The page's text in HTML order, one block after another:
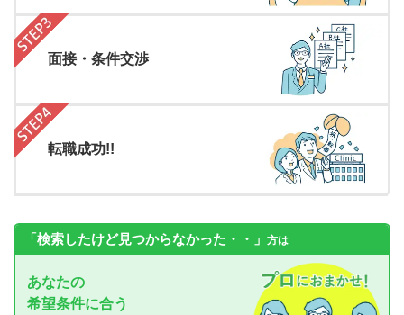
面接・条件交渉
転職成功!!
「検索したけど見つからなかった・・」 方は
あなたの
希望条件に合う